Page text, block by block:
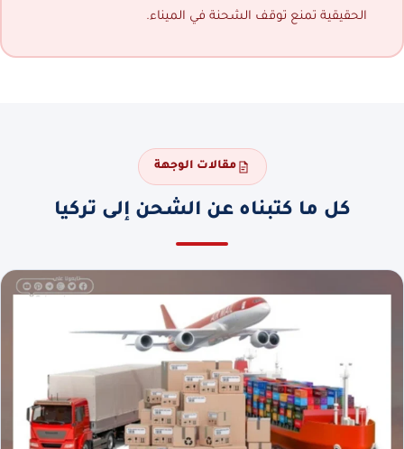
الحقيقية تمنع توقف الشحنة في الميناء.
مقالات الوجهة
كل ما كتبناه عن الشحن إلى تركيا